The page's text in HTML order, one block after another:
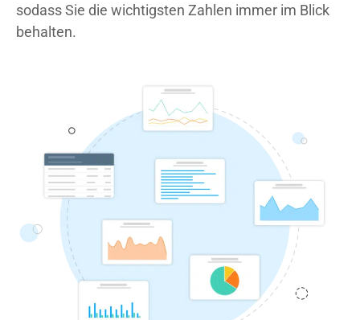
sodass Sie die wichtigsten Zahlen immer im Blick
behalten.